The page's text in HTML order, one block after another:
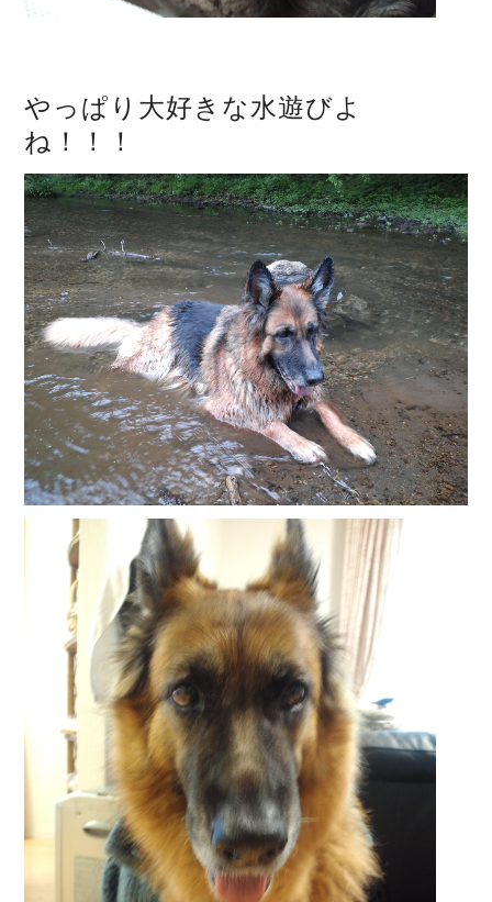
やっぱり大好きな水遊びよ
ね！！！